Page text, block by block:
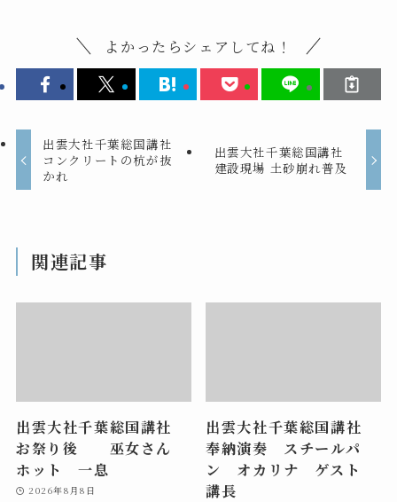
よかったらシェアしてね！
出雲大社千葉総国講社
コンクリートの杭が抜
かれ
出雲大社千葉総国講社
建設現場 土砂崩れ普及
関連記事
出雲大社千葉総国講社
お祭り後 巫女さん
ホット 一息
2026年8月8日
出雲大社千葉総国講社
奉納演奏 スチールパ
ン オカリナ ゲスト
講長